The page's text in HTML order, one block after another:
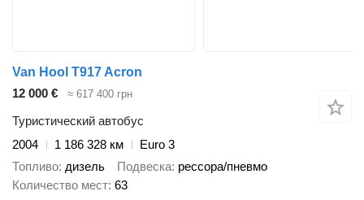
Van Hool T917 Acron
12 000 €
≈ 617 400 грн
Туристический автобус
2004
1 186 328 км
Euro 3
Топливо дизель Подвеска рессора/пневмо
Количество мест 63